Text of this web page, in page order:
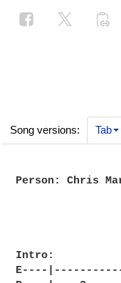
Song versions: Tab
Person: Chris
Intro:
E----